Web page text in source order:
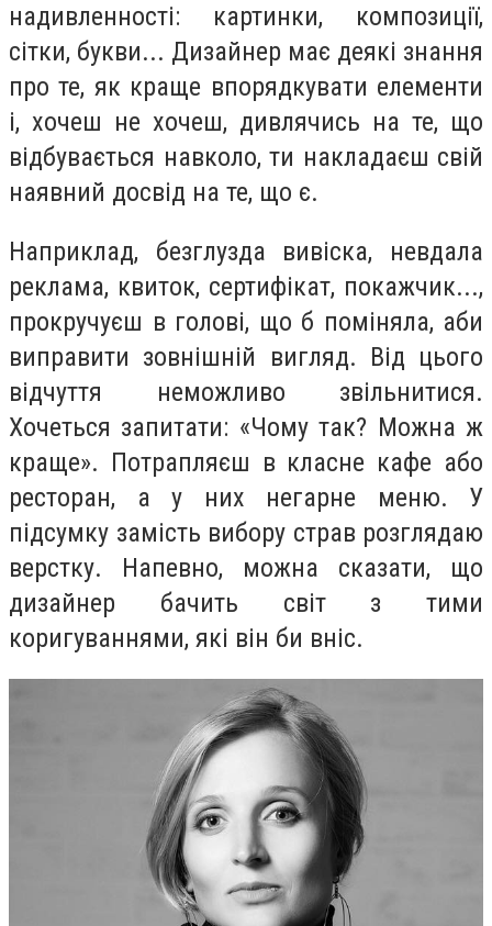
надивленності: картинки, композиції,
сітки, букви... Дизайнер має деякі знання
про те, як краще впорядкувати елементи
і, хочеш не хочеш, дивлячись на те, що
відбувається навколо, ти накладаєш свій
наявний досвід на те, що є.
Наприклад, безглузда вивіска, невдала
реклама, квиток, сертифікат, покажчик...,
прокручуєш в голові, що б поміняла, аби
виправити зовнішній вигляд. Від цього
відчуття неможливо звільнитися.
Хочеться запитати: «Чому так? Можна ж
краще». Потрапляєш в класне кафе або
ресторан, а у них негарне меню. У
підсумку замість вибору страв розглядаю
верстку. Напевно, можна сказати, що
дизайнер бачить світ з тими
коригуваннями, які він би вніс.